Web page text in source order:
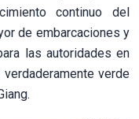
continuo del
de embarcaciones y
las autoridades en
verde